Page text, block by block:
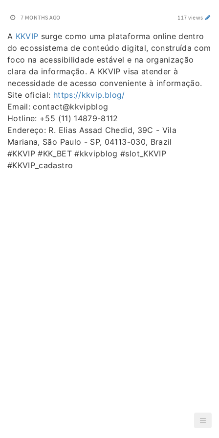
7 MONTHS AGO 117 views
A KKVIP surge como uma plataforma online dentro
do ecossistema de conteúdo digital, construída com
foco na acessibilidade estável e na organização
clara da informação. A KKVIP visa atender à
necessidade de acesso conveniente à informação.
Site oficial: https://kkvip.blog/
Email: contact@kkvipblog
Hotline: +55 (11) 14879-8112
Endereço: R. Elias Assad Chedid, 39C - Vila
Mariana, São Paulo - SP, 04113-030, Brazil
#KKVIP #KK_BET #kkvipblog #slot_KKVIP
#KKVIP_cadastro